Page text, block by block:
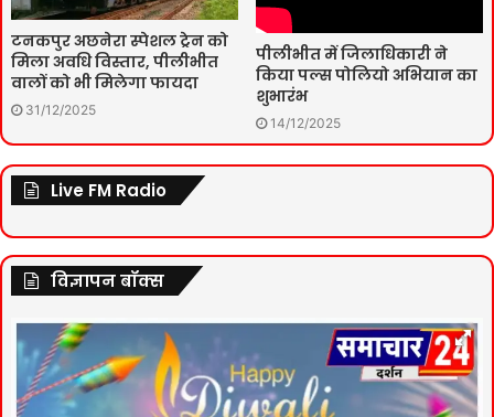
टनकपुर अछनेरा स्पेशल ट्रेन को
मिला अवधि विस्तार, पीलीभीत
वालों को भी मिलेगा फायदा
31/12/2025
पीलीभीत में जिलाधिकारी ने
किया पल्स पोलियो अभियान का
शुभारंभ
14/12/2025
Live FM Radio
विज्ञापन बॉक्स